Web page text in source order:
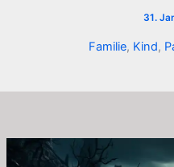
31.
Familie, Kind,